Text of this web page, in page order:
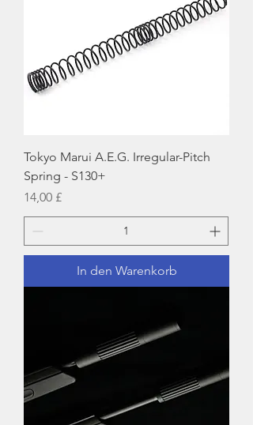
Tokyo Marui A.E.G. Irregular-Pitch
Spring - S130+
Preis
14,00 £
In den Warenkorb